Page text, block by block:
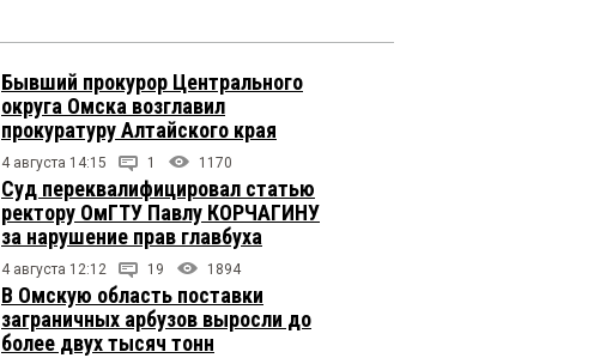
Бывший прокурор Центрального
округа Омска возглавил
прокуратуру Алтайского края
4 августа 14:15 1 1170
Суд переквалифицировал статью
ректору ОмГТУ Павлу КОРЧАГИНУ
за нарушение прав главбуха
4 августа 12:12 19 1894
В Омскую область поставки
заграничных арбузов выросли до
более двух тысяч тонн